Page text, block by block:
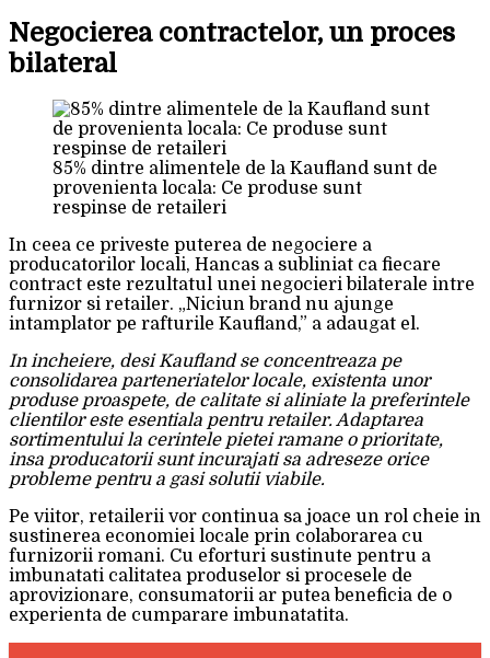
Negocierea contractelor, un proces
bilateral
85% dintre alimentele de la Kaufland sunt de
provenienta locala: Ce produse sunt
respinse de retaileri
In ceea ce priveste puterea de negociere a
producatorilor locali, Hancas a subliniat ca fiecare
contract este rezultatul unei negocieri bilaterale intre
furnizor si retailer. „Niciun brand nu ajunge
intamplator pe rafturile Kaufland,” a adaugat el.
In incheiere, desi Kaufland se concentreaza pe
consolidarea parteneriatelor locale, existenta unor
produse proaspete, de calitate si aliniate la preferintele
clientilor este esentiala pentru retailer. Adaptarea
sortimentului la cerintele pietei ramane o prioritate,
insa producatorii sunt incurajati sa adreseze orice
probleme pentru a gasi solutii viabile.
Pe viitor, retailerii vor continua sa joace un rol cheie in
sustinerea economiei locale prin colaborarea cu
furnizorii romani. Cu eforturi sustinute pentru a
imbunatati calitatea produselor si procesele de
aprovizionare, consumatorii ar putea beneficia de o
experienta de cumparare imbunatatita.